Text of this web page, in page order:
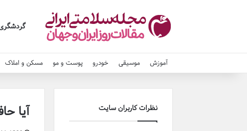
آموزش موسیقی خودرو پوست و مو مسکن و املاک
آیا نظرات کاربران سایت